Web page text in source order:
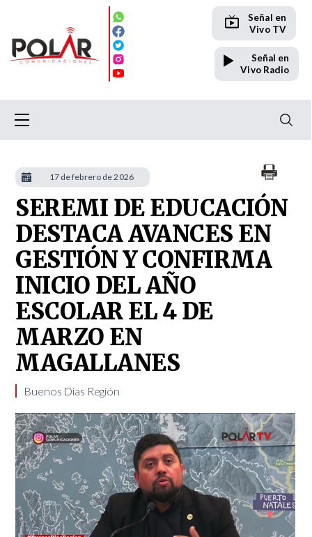
Señal en
Vivo TV
Señal en
Vivo Radio
SEREMI DE EDUCACIÓN
DESTACA AVANCES EN
GESTIÓN Y CONFIRMA
INICIO DEL AÑO
ESCOLAR EL 4 DE
MARZO EN
MAGALLANES
Buenos Días Región
17 de febrero de 2026